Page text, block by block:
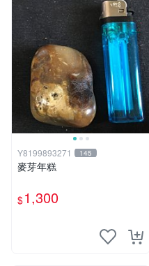
Y8199893271 145
麥芽年糕
$1,300